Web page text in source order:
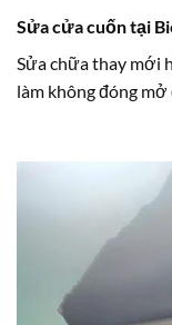
Sửa cửa cuốn tại
Sửa chữa thay mới
làm không đóng